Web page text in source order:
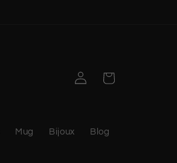
Mug Bijoux Blog
ConnexionPanier